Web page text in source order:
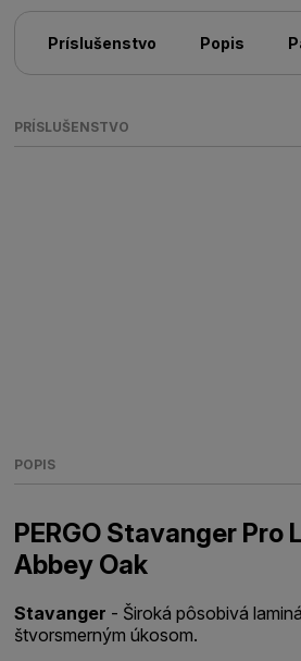
Príslušenstvo Popis
PRÍSLUŠENSTVO
POPIS
PERGO Stavanger
Abbey Oak
Stavanger - Široká pôsobivá
štvorsmerným úkosom.